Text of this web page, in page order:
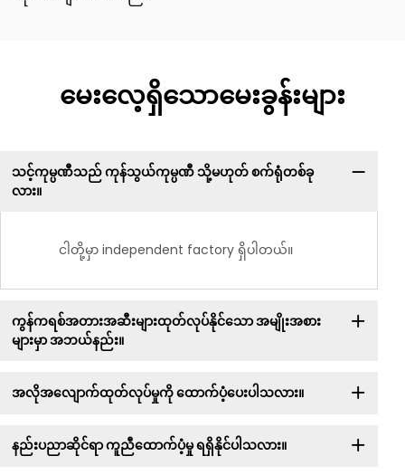
မေးလေ့ရှိသောမေးခွန်းများ
သင့်ကုမ္ပဏီသည် ကုန်သွယ်ကုမ္ပဏီ သို့မဟုတ် စက်ရုံတစ်ခု
လား။
ငါတို့မှာ independent factory ရှိပါတယ်။
ကွန်ကရစ်အတားအဆီးများထုတ်လုပ်နိုင်သော အမျိုးအစား
များမှာ အဘယ်နည်း။
အလိုအလျောက်ထုတ်လုပ်မှုကို ထောက်ပံ့ပေးပါသလား။
နည်းပညာဆိုင်ရာ ကူညီထောက်ပံ့မှု ရရှိနိုင်ပါသလား။